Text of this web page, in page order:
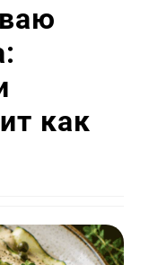
как